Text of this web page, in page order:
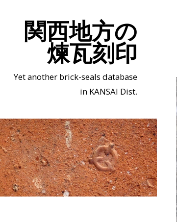
関西地方の
煉瓦刻印
Yet another brick-seals database
in KANSAI Dist.